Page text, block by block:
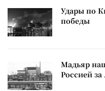
Удары по
победы
Мадьяр
Россией